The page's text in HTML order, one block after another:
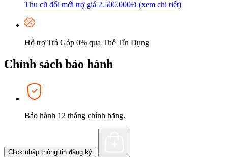
Thu cũ đổi mới trợ giá 2.500.000Đ (xem chi tiết)
Hỗ trợ Trả Góp 0% qua Thẻ Tín Dụng
Chính sách bảo hành
Bảo hành 12 tháng chính hãng.
Click nhập thông tin đăng ký